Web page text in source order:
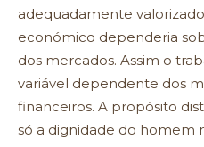
adequadamente
económico dependeria
dos mercados. Assim o
variável dependente dos
financeiros. A propósito
só a dignidade do homem